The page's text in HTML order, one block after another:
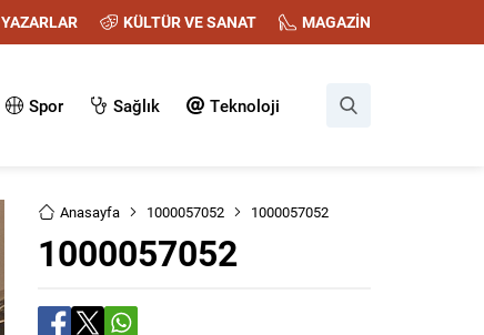
YAZARLAR KÜLTÜR VE SANAT MAGAZİN
Spor Sağlık Teknoloji
Anasayfa 1000057052 1000057052
1000057052